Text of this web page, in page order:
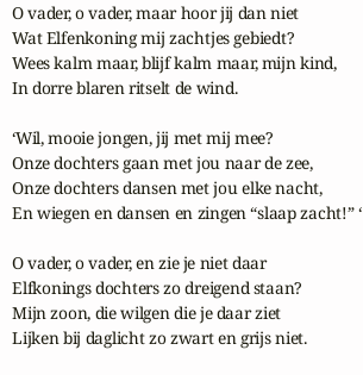
O vader, o vader, maar hoor jij dan niet
Wat Elfenkoning mij zachtjes gebiedt?
Wees kalm maar, blijf kalm maar, mijn kind,
In dorre blaren ritselt de wind.
‘Wil, mooie jongen, jij met mij mee?
Onze dochters gaan met jou naar de zee,
Onze dochters dansen met jou elke nacht,
En wiegen en dansen en zingen “slaap zacht!” ‘
O vader, o vader, en zie je niet daar
Elfkonings dochters zo dreigend staan?
Mijn zoon, die wilgen die je daar ziet
Lijken bij daglicht zo zwart en grijs niet.